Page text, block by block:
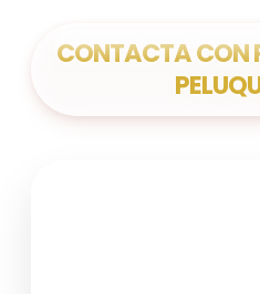
CONTACTA CON